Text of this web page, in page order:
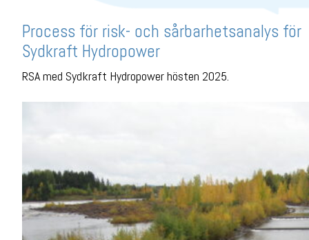
Process för risk- och sårbarhetsanalys för
Sydkraft Hydropower
RSA med Sydkraft Hydropower hösten 2025.